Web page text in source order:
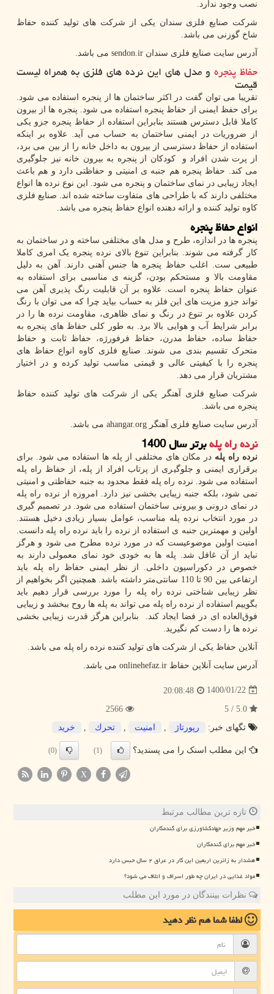
نصب وجود ندارد.
شرکت صنایع فلزی سندان یکی از شرکت های تولید کننده حفاظ
شاخ گوزنی می باشد.
آدرس سایت صنایع فلزی سندان sendon.ir می باشد.
حفاظ پنجره و مدل های این نرده های فلزی به همراه لیست
قیمت
تقریبا می توان گفت در اکثر ساختمان ها از پنجره استفاده می شود.
برای حفظ ایمنی از حفاظ پنجره استفاده می شود. پنجره ها از بیرون
کاملا قابل دسترس هستند بنابراین استفاده از حفاظ پنجره جزو یکی
از ضروریات در ایمنی ساختمان به حساب می آید. علاوه بر اینکه
استفاده از حفاظ دسترسی از بیرون به داخل خانه را از بین می برد،
از پرت شدن افراد و کودکان از پنجره به بیرون خانه نیز جلوگیری
می کند. حفاظ پنجره هم جنبه ی امنیتی و حفاظتی دارد و هم باعث
ایجاد زیبایی در نمای ساختمان و پنجره می شود. این نوع نرده ها انواع
مختلفی دارند که با طراحی های متفاوت ساخته شده اند. صنایع فلزی
کاوه تولید کننده و ارائه دهنده انواع حفاظ پنجره می باشد.
انواع حفاظ پنجره
پنجره ها در اندازه، طرح و مدل های مختلفی ساخته و در ساختمان به
کار گرفته می شوند. بنابراین تنوع بالای نرده پنجره یک امری کاملا
طبیعی ست. اغلب حفاظ پنجره ها جنس آهنی دارند. آهن به دلیل
مقاومت بالا و مستحکم بودن، گزینه ی مناسبی برای استفاده به
عنوان حفاظ پنجره است. علاوه بر آن قابلیت رنگ پذیری آهن می
تواند جزو مزیت های این فلز به حساب بیاید چرا که می توان با رنگ
کردن علاوه بر تنوع در رنگ و نمای ظاهری، مقاومت نرده ها را در
برابر شرایط آب و هوایی بالا برد. به طور کلی حفاظ های پنجره به
حفاظ ساده، حفاظ مدرن، حفاظ فرفورژه، حفاظ ثابت و حفاظ
متحرک تقسیم بندی می شوند. صنایع فلزی کاوه انواع حفاظ های
پنجره را با کیفیتی عالی و قیمتی مناسب تولید کرده و در اختیار
مشتریان قرار می دهد.
شرکت صنایع فلزی آهنگر یکی از شرکت های تولید کننده حفاظ
پنجره می باشد.
آدرس سایت صنایع فلزی آهنگر ahangar.org می باشد.
نرده راه پلهبرتر سال 1400
نرده راه پله در مکان های مختلفی از پله ها استفاده می شود. برای
برقراری ایمنی و جلوگیری از پرتاب افراد از پله، از حفاظ راه پله
استفاده می شود. نرده راه پله فقط محدود به جنبه حفاظتی و امنیتی
نمی شود، بلکه جنبه زیبایی بخشی نیز دارد. امروزه از نرده راه پله
در نمای درونی و بیرونی ساختمان استفاده می شود. در تصمیم گیری
در مورد انتخاب نرده پله مناسب، عوامل بسیار زیادی دخیل هستند.
اولین و مهمترین جنبه ی استفاده از نرده را باید نرده راه پله دانست.
امنیت اولین موضوعیست که در مورد نرده مطرح می شود و هرگز
نباید از آن غافل شد. پله ها به خودی خود نمای معمولی دارند به
خصوص در دکوراسیون داخلی. از نظر ایمنی حفاظ راه پله باید
ارتفاعی بین 90 تا 110 سانتی‌متر داشته باشد. همچنین اگر بخواهیم از
نظر زیبایی شناختی نرده راه پله را مورد بررسی قرار دهیم باید
بگوییم استفاده از نرده راه پله می تواند به پله ها روح ببخشد و زیبایی
فوق‌العاده ای در فضا ایجاد کند. بنابراین هرگز قدرت زیبایی بخشی
نرده ها را دست کم نگیرید.
آنلاین حفاظ یکی از شرکت های تولید کننده نرده راه پله می باشد.
آدرس سایت آنلاین حفاظ onlinehefaz.ir می باشد.
1400/01/22
20:08:48
تگهای خبر:
رپورتاژ , امنیت , تحرك , خرید
این مطلب اسنک را می پسندید؟ (1)
(0)
X
تازه ترین مطالب مرتبط
خبر مهم وزیر جهادکشاورزی برای گندمکاران
خبر مهم برای گندمکاران
هشدار به زائرین اربعین این کار در عراق ۲ سال حبس دارد
مواد غذایی در ایران چه طور اسراف و اتلاف می شود؟
نظرات بینندگان در مورد این مطلب
لطفا شما همنظر دهید